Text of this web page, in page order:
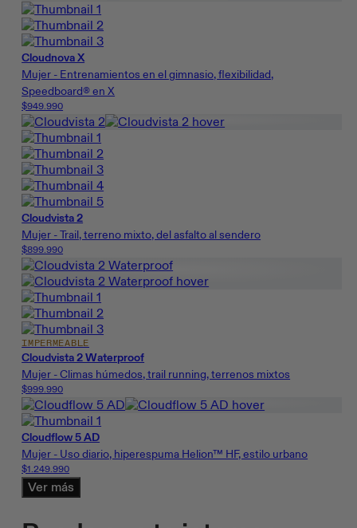
Cloudnova X
Mujer - Entrenamientos en el gimnasio, flexibilidad,
Speedboard® en X
$949.990
Cloudvista 2
Mujer - Trail, terreno mixto, del asfalto al sendero
$899.990
IMPERMEABLE
Cloudvista 2 Waterproof
Mujer - Climas húmedos, trail running, terrenos mixtos
$999.990
Cloudflow 5 AD
Mujer - Uso diario, hiperespuma Helion™ HF, estilo urbano
$1.249.990
Ver más